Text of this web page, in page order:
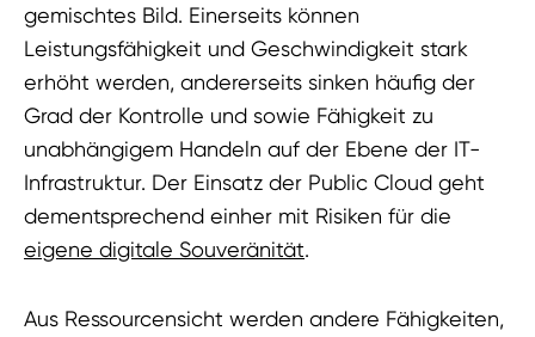
gemischtes Bild. Einerseits können
Leistungsfähigkeit und Geschwindigkeit stark
erhöht werden, andererseits sinken häufig der
Grad der Kontrolle und sowie Fähigkeit zu
unabhängigem Handeln auf der Ebene der IT-
Infrastruktur. Der Einsatz der Public Cloud geht
dementsprechend einher mit Risiken für die
eigene digitale Souveränität.
Aus Ressourcensicht werden andere Fähigkeiten,